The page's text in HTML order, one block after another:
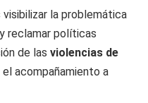
visibilizar la problemática
reclamar políticas
de las violencias de
acompañamiento a